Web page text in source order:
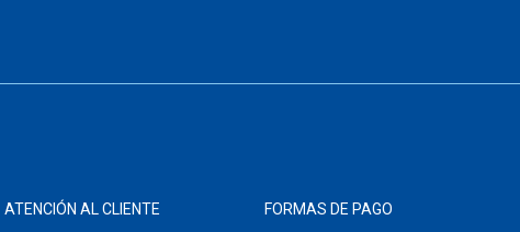
ATENCIÓN AL CLIENTE FORMAS DE PAGO